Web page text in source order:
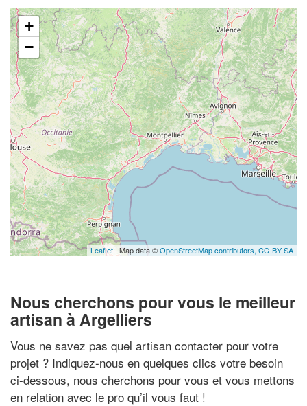
+
−
Leaflet | Map data ©OpenStreetMap contributors, CC-BY-SA
Nous cherchons pour vous le meilleur
artisan à Argelliers
Vous ne savez pas quel artisan contacter pour votre
projet ? Indiquez-nous en quelques clics votre besoin
ci-dessous, nous cherchons pour vous et vous mettons
en relation avec le pro qu’il vous faut !